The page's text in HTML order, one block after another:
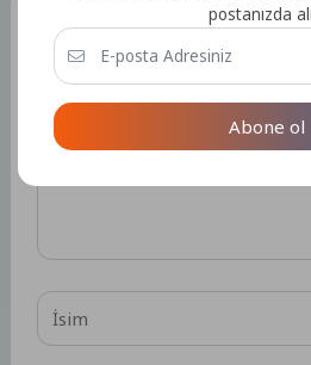
Bir Yorum Yazın
E-posta adresiniz yayınlanmayacak.
işaretlenmişlerdir
postanızda
Abone ol